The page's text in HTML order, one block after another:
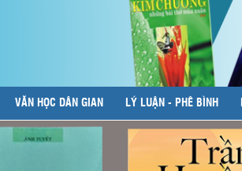
VĂN HỌC DÂN GIAN LÝ LUẬN - PHÊ BÌNH